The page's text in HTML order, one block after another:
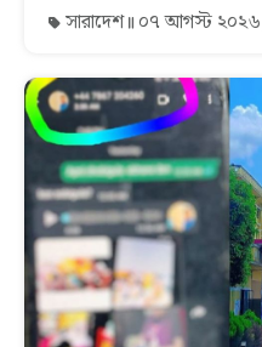
সারাদেশ ০৭ আগস্ট